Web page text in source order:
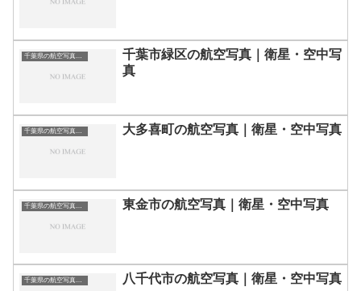
千葉市緑区の航空写真｜衛星・空中写
真
大多喜町の航空写真｜衛星・空中写真
東金市の航空写真｜衛星・空中写真
千葉県の航空写真・空中写真 八千代市の航空写真｜衛星・空中写真